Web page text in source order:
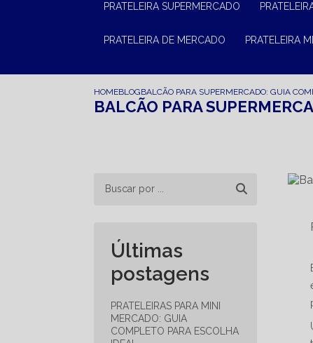
PRATELEIRA SUPERMERCADO
PRATELEIRA DE MERCADO PRATELEIRA
HOMEBLOGBALCÃO PARA SUPERMERCADO: GUIA
BALCÃO PARA
Últimas
postagens
PRATELEIRAS PARA MINI
MERCADO: GUIA
COMPLETO PARA ESCOLHA